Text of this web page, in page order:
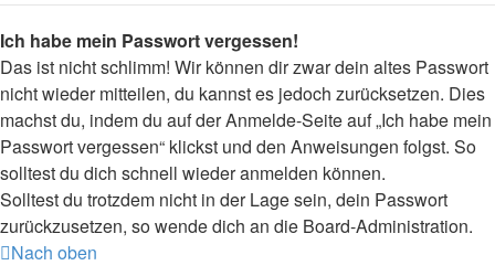
Ich habe mein Passwort vergessen!
Das ist nicht schlimm! Wir können dir zwar dein altes Passwort
nicht wieder mitteilen, du kannst es jedoch zurücksetzen. Dies
machst du, indem du auf der Anmelde-Seite auf „Ich habe mein
Passwort vergessen“ klickst und den Anweisungen folgst. So
solltest du dich schnell wieder anmelden können.
Solltest du trotzdem nicht in der Lage sein, dein Passwort
zurückzusetzen, so wende dich an die Board-Administration.
Nach oben